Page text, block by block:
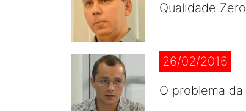
Qualidade
26/02/2016
O problema